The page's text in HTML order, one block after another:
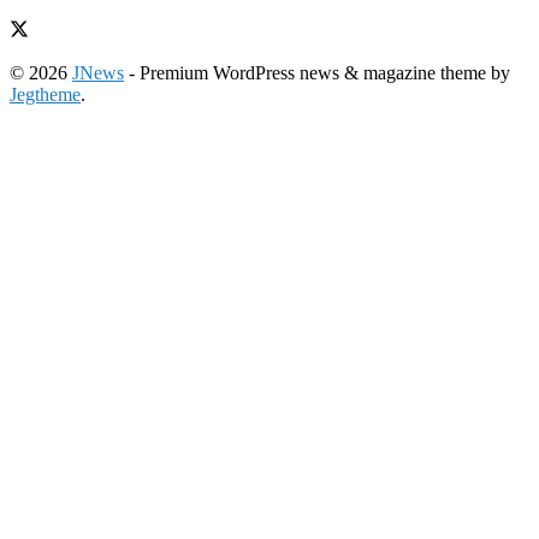
© 2026 JNews - Premium WordPress news & magazine theme by
Jegtheme.